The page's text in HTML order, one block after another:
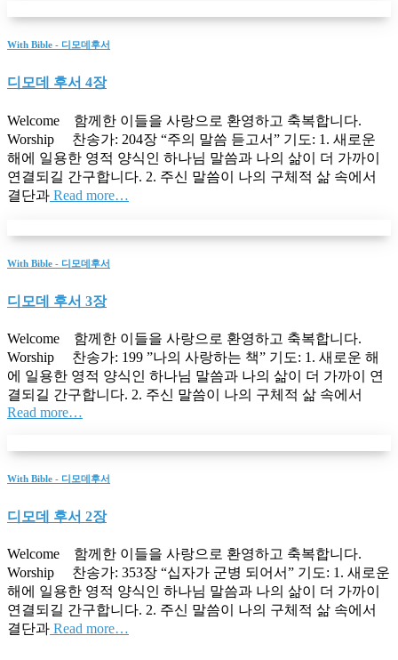
With Bible - 디모데후서
디모데 후서 4장
Welcome 함께한 이들을 사랑으로 환영하고 축복합니다.
Worship 찬송가: 204장 “주의 말씀 듣고서” 기도: 1. 새로운
해에 일용한 영적 양식인 하나님 말씀과 나의 삶이 더 가까이
연결되길 간구합니다. 2. 주신 말씀이 나의 구체적 삶 속에서
결단과 Read more…
With Bible - 디모데후서
디모데 후서 3장
Welcome 함께한 이들을 사랑으로 환영하고 축복합니다.
Worship 찬송가: 199 ”나의 사랑하는 책” 기도: 1. 새로운 해
에 일용한 영적 양식인 하나님 말씀과 나의 삶이 더 가까이 연
결되길 간구합니다. 2. 주신 말씀이 나의 구체적 삶 속에서
Read more…
With Bible - 디모데후서
디모데 후서 2장
Welcome 함께한 이들을 사랑으로 환영하고 축복합니다.
Worship 찬송가: 353장 “십자가 군병 되어서” 기도: 1. 새로운
해에 일용한 영적 양식인 하나님 말씀과 나의 삶이 더 가까이
연결되길 간구합니다. 2. 주신 말씀이 나의 구체적 삶 속에서
결단과 Read more…